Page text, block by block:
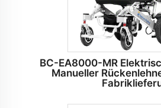
BC-EA8000-MR
Manueller